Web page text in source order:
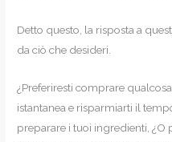
Detto questo, la risposta a
da ciò che desideri.
¿Preferiresti comprare
istantanea e risparmiarti il
preparare i tuoi ingredienti, ¿O